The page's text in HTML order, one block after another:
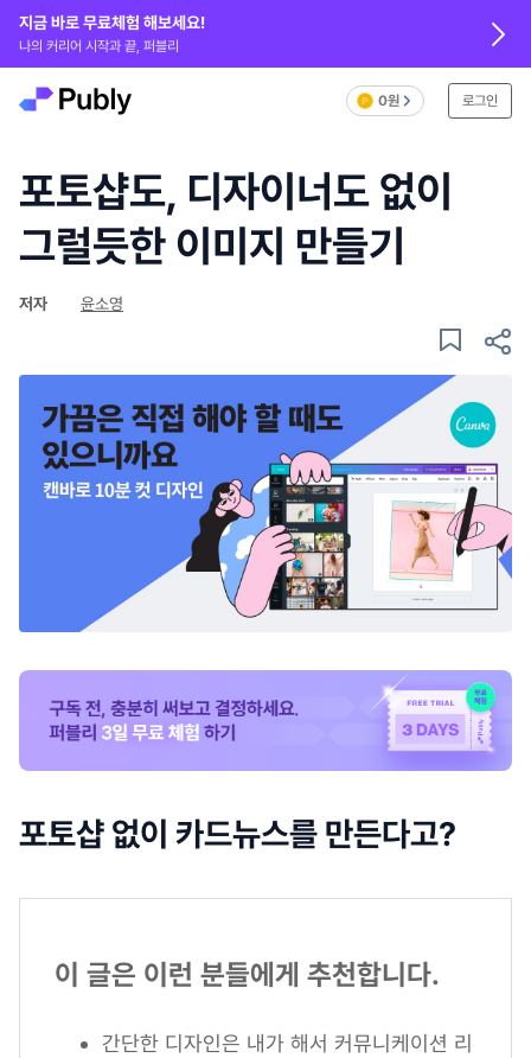
지금 바로 무료체험 해보세요!
나의 커리어 시작과 끝, 퍼블리
0원 로그인
포토샵도, 디자이너도 없이
그럴듯한 이미지 만들기
저자 윤소영
포토샵 없이 카드뉴스를 만든다고?
이 글은 이런 분들에게 추천합니다.
간단한 디자인은 내가 해서 커뮤니케이션 리